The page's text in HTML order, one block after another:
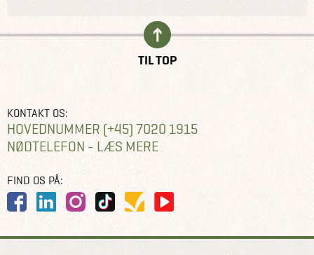
TIL TOP
KONTAKT OS:
HOVEDNUMMER (+45) 7020 1915
NØDTELEFON - LÆS MERE
FIND OS PÅ: